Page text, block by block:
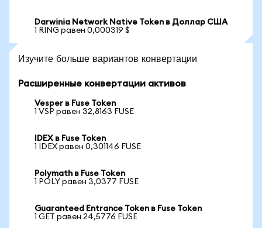
Darwinia Network Native Token в Доллар США
1 RING равен 0,000319 $
Изучите больше вариантов конвертации
Расширенные конвертации активов
Vesper в Fuse Token
1 VSP равен 32,8163 FUSE
IDEX в Fuse Token
1 IDEX равен 0,301146 FUSE
Polymath в Fuse Token
1 POLY равен 3,0377 FUSE
Guaranteed Entrance Token в Fuse Token
1 GET равен 24,5776 FUSE